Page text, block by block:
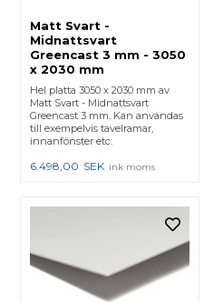
Matt Svart -
Midnattsvart
Greencast 3 mm - 3050
x 2030 mm
Hel platta 3050 x 2030 mm av
Matt Svart - Midnattsvart
Greencast 3 mm. Kan användas
till exempelvis tavelramar,
innanfönster etc.
6.498,00 SEK ink moms